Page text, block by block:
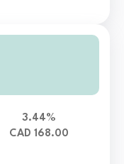
3.44%
CAD 168.00